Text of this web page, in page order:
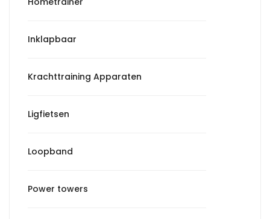
Inklapbaar
Krachttraining Apparaten
Ligfietsen
Loopband
Power towers